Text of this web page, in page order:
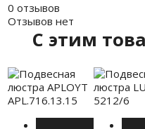
0 отзывов
Отзывов нет
C этим